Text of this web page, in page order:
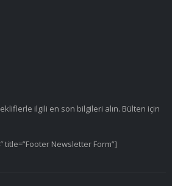
ilgili en son bilgileri alın. Bülten için
title=”Footer Newsletter Form”]